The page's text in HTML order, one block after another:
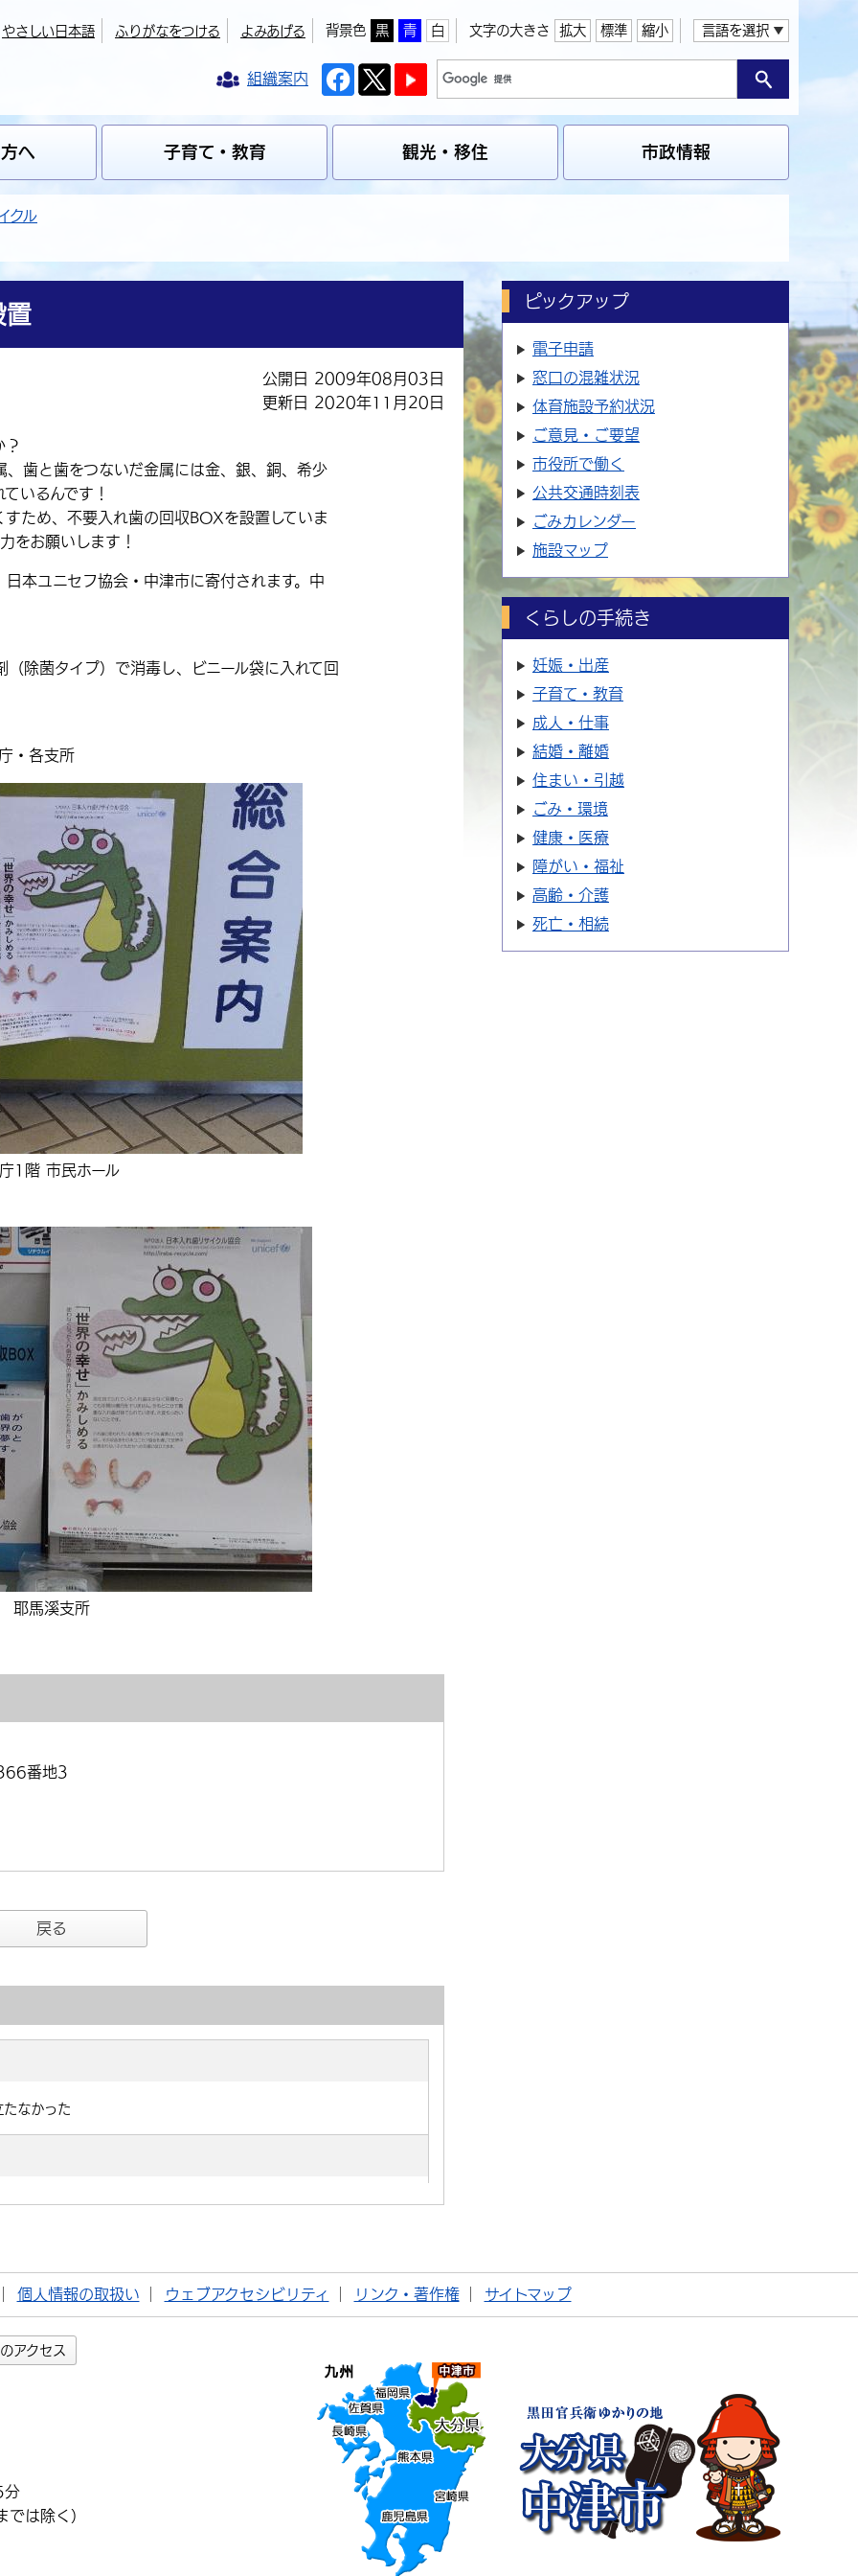
やさしい日本語 ふりがなをつける よみあげる 背景色 黒 青 白 文字の大きさ 拡大 標準 縮小 言語を選択
組織案内
へ 子育て・教育 観光・移住 市政情報
クル
置
公開日 2009年08月03日
更新日 2020年11月20日
？
歯と歯をつないだ金属には金、銀、銅、希少
いるんです！
ため、不要入れ歯の回収BOXを設置していま
をお願いします！
本ユニセフ協会・中津市に寄付されます。中
除菌タイプ）で消毒し、ビニール袋に入れて回
・各支所
1階 市民ホール
耶馬溪支所
番地3
戻る
ピックアップ
電子申請
窓口の混雑状況
体育施設予約状況
ご意見・ご要望
市役所で働く
公共交通時刻表
ごみカレンダー
施設マップ
くらしの手続き
妊娠・出産
子育て・教育
成人・仕事
結婚・離婚
住まい・引越
ごみ・環境
健康・医療
障がい・福祉
高齢・介護
死亡・相続
個人情報の取扱い ウェブアクセシビリティ リンク・著作権 サイトマップ
アクセス
分
は除く）